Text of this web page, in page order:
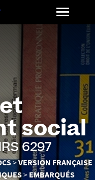
social
6297
VERSION FRANÇAISE
EMBARQUÉS